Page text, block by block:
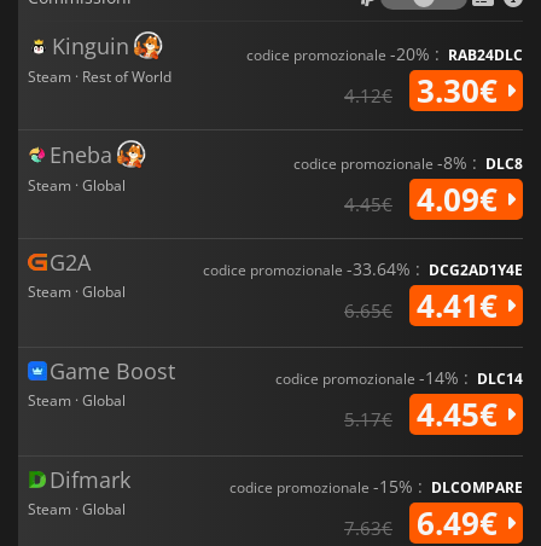
Kinguin
Steam · Rest of World
codice promozionale -20% : RAB24DLC
4.12€ 3.30€
Eneba
Steam · Global
codice promozionale -8% : DLC8
4.45€ 4.09€
G2A
Steam · Global
codice promozionale -33.64% : DCG2AD1Y4E
6.65€ 4.41€
Game Boost
Steam · Global
codice promozionale -14% : DLC14
5.17€ 4.45€
Difmark
Steam · Global
codice promozionale -15% : DLCOMPARE
7.63€ 6.49€